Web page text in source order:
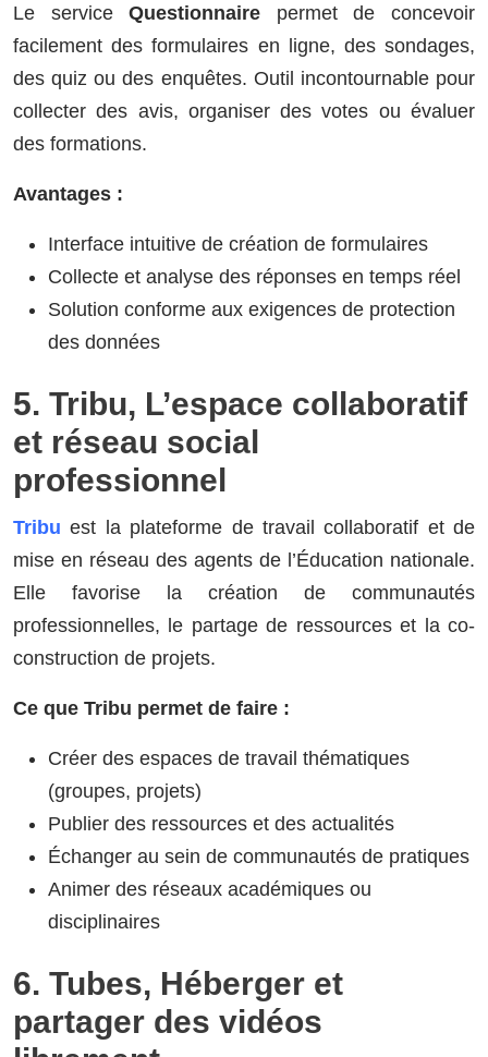
Le serviceQuestionnaire permet de concevoir
facilement des formulaires en ligne, des sondages,
des quiz ou des enquêtes. Outil incontournable pour
collecter des avis, organiser des votes ou évaluer
des formations.
Avantages :
Interface intuitive de création de formulaires
Collecte et analyse des réponses en temps réel
Solution conforme aux exigences de protection
des données
5. Tribu, L’espace collaboratif
et réseau social
professionnel
Tribu est la plateforme de travail collaboratif et de
mise en réseau des agents de l’Éducation nationale.
Elle favorise la création de communautés
professionnelles, le partage de ressources et la co-
construction de projets.
Ce que Tribu permet de faire :
Créer des espaces de travail thématiques
(groupes, projets)
Publier des ressources et des actualités
Échanger au sein de communautés de pratiques
Animer des réseaux académiques ou
disciplinaires
6. Tubes, Héberger et
partager des vidéos